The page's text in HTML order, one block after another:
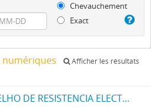
Chevauchement
Exact
numériques
Afficher les résultats
UM APPARELHO DE RESISTENCIA ELECTRICA NEGATIVA